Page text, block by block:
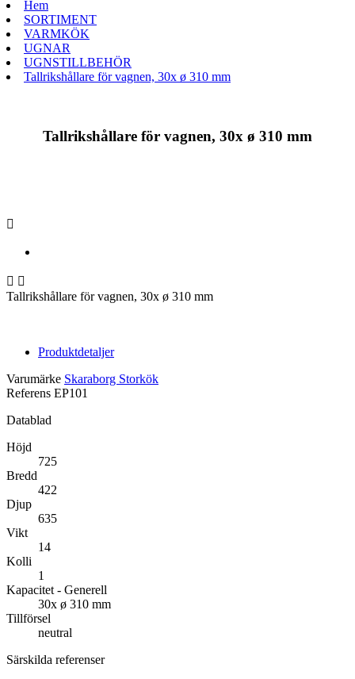
Hem
SORTIMENT
VARMKÖK
UGNAR
UGNSTILLBEHÖR
Tallrikshållare för vagnen, 30x ø 310 mm
Tallrikshållare för vagnen, 30x ø 310 mm

 
Tallrikshållare för vagnen, 30x ø 310 mm
Produktdetaljer
Varumärke Skaraborg Storkök
Referens EP101
Datablad
Höjd
725
Bredd
422
Djup
635
Vikt
14
Kolli
1
Kapacitet - Generell
30x ø 310 mm
Tillförsel
neutral
Särskilda referenser